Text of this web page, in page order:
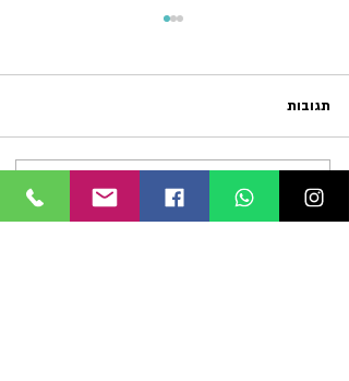
ממשבר למשמעות - סיפור אישי
תגובות
כתיבת תגובה...